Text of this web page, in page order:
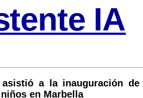
IA
asistió a la inauguración de
en Marbella